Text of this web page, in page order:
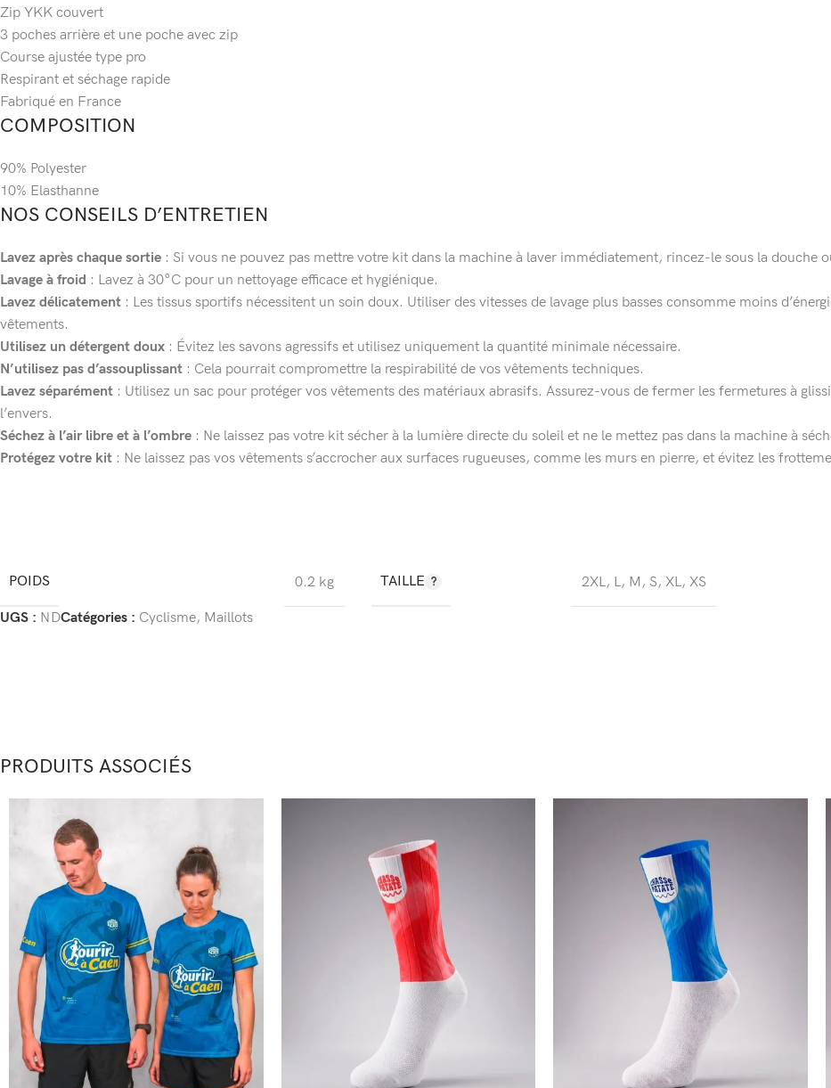
Zip YKK couvert
3 poches arrière et une poche avec zip
Course ajustée type pro
Respirant et séchage rapide
Fabriqué en France
COMPOSITION
90% Polyester
10% Elasthanne
NOS CONSEILS D’ENTRETIEN
Lavez après chaque sortie : Si vous ne pouvez pas mettre votre kit dans la machine à laver immédiatement, rincez-le sous la douche
Lavage à froid : Lavez à 30°C pour un nettoyage efficace et hygiénique.
Lavez délicatement : Les tissus sportifs nécessitent un soin doux. Utiliser des vitesses de lavage plus basses consomme moins
vêtements.
Utilisez un détergent doux : Évitez les savons agressifs et utilisez uniquement la quantité minimale nécessaire.
N’utilisez pas d’assouplissant : Cela pourrait compromettre la respirabilité de vos vêtements techniques.
Lavez séparément : Utilisez un sac pour protéger vos vêtements des matériaux abrasifs. Assurez-vous de fermer les fermetures à
l’envers.
Séchez à l’air libre et à l’ombre : Ne laissez pas votre kit sécher à la lumière directe du soleil et ne le mettez pas dans la machine à
Protégez votre kit : Ne laissez pas vos vêtements s’accrocher aux surfaces rugueuses, comme les murs en pierre, et évitez les
POIDS 0.2 kg TAILLE 2XL, L, M , S, XL, XS
UGS : NDCatégories : Cyclisme, Maillots
PRODUITS ASSOCIÉS